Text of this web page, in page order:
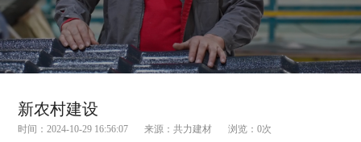
新农村建设
时间：2024-10-29 16:56:07 来源：共力建材 浏览：0次